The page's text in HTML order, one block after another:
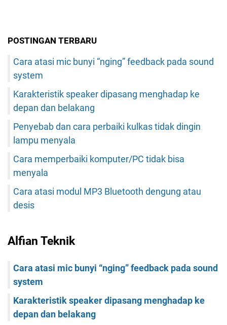
POSTINGAN TERBARU
Cara atasi mic bunyi “nging” feedback pada sound
system
Karakteristik speaker dipasang menghadap ke
depan dan belakang
Penyebab dan cara perbaiki kulkas tidak dingin
lampu menyala
Cara memperbaiki komputer/PC tidak bisa
menyala
Cara atasi modul MP3 Bluetooth dengung atau
desis
Alfian Teknik
Cara atasi mic bunyi “nging” feedback pada sound
system
Karakteristik speaker dipasang menghadap ke
depan dan belakang